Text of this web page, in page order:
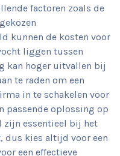
factoren zoals de
kunnen de kosten voor
liggen tussen
kan hoger uitvallen bij
te raden om een
in te schakelen voor
passende oplossing op
zijn essentieel bij het
dus kies altijd voor een
een effectieve